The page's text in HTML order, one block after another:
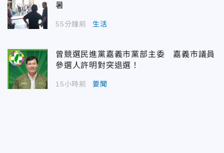
暑
55分鐘前 生活
曾競選民進黨嘉義市黨部主委 嘉義市議員
參選人許明對突退選！
15小時前 要聞